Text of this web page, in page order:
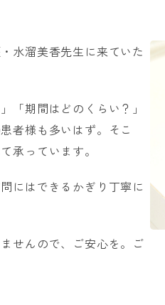
水溜美香先生に来ていた
「期間はどのくらい？」
者様も多いはず。そこ
承っています。
にはできるかぎり丁寧に
せんので、ご安心を。ご